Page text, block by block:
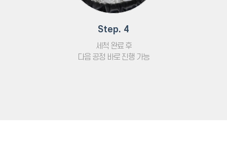
Step. 4
세척 완료 후
다음 공정 바로 진행 가능